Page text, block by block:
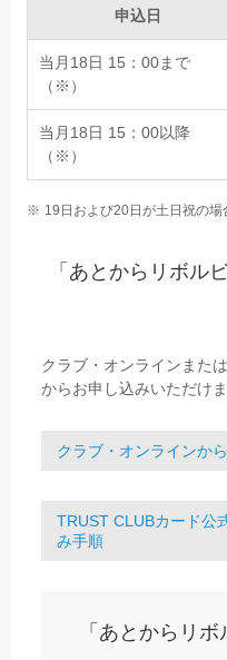
申込日
当月18日 15：00まで
（※）
当月18日 15：00以降
（※）
19日および20日が土日祝の場
「あとからリボル
クラブ・オンラインまた
からお申し込みいただけま
クラブ・オンラインか
TRUST CLUBカード公
み手順
「あとからリ